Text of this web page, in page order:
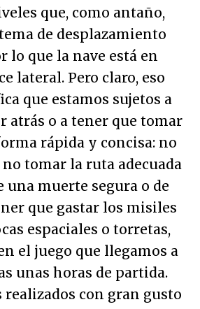
que, como antaño,
de desplazamiento
lo que la nave está en
lateral. Pero claro, eso
que estamos sujetos a
atrás o a tener que tomar
rápida y concisa: no
tomar la ruta adecuada
una muerte segura o de
que gastar los misiles
espaciales o torretas,
el juego que llegamos a
unas horas de partida.
realizados con gran gusto